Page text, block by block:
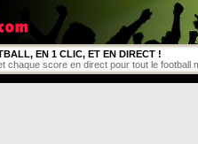
EN 1 CLIC, ET EN DIRECT !
score en direct pour tout le football